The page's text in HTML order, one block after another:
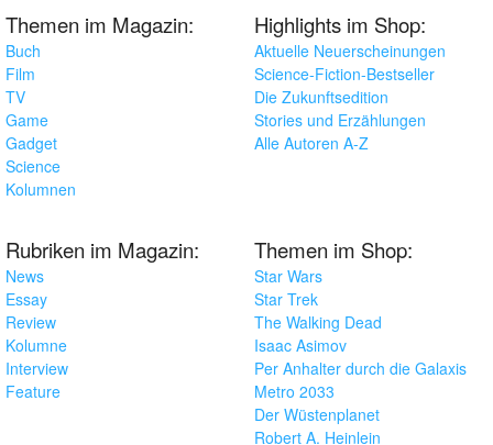
Themen im Magazin:
Buch
Film
TV
Game
Gadget
Science
Kolumnen
Highlights im Shop:
Aktuelle Neuerscheinungen
Science-Fiction-Bestseller
Die Zukunftsedition
Stories und Erzählungen
Alle Autoren A-Z
Rubriken im Magazin:
News
Essay
Review
Kolumne
Interview
Feature
Themen im Shop:
Star Wars
Star Trek
The Walking Dead
Isaac Asimov
Per Anhalter durch die Galaxis
Metro 2033
Der Wüstenplanet
Robert A. Heinlein